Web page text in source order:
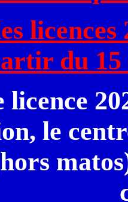
licences
du 15
le